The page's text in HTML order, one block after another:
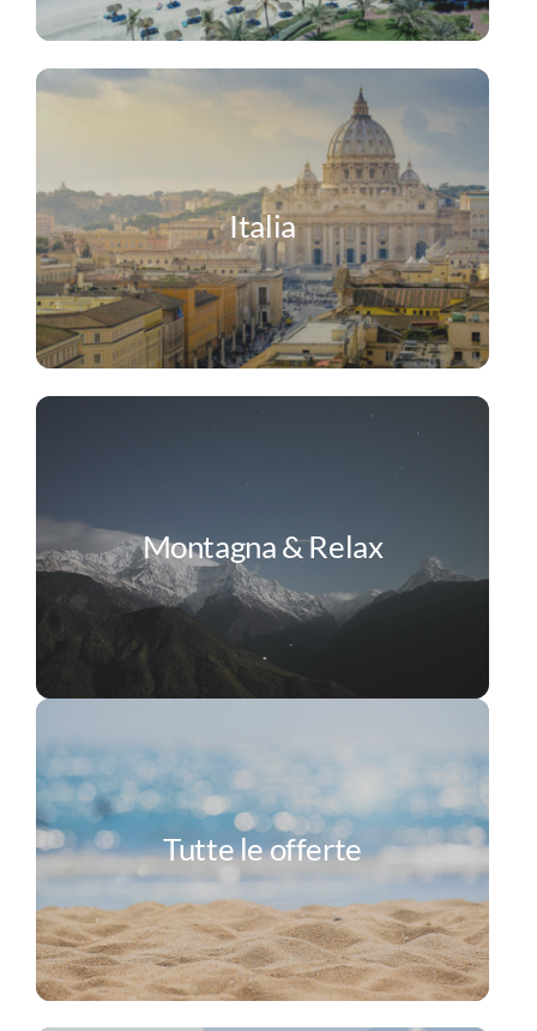
Italia
Montagna & Relax
Tutte le offerte